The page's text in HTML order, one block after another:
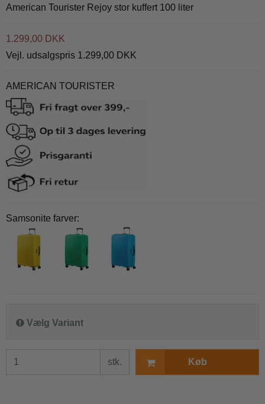
American Tourister Rejoy stor kuffert 100 liter
1.299,00 DKK
Vejl. udsalgspris 1.299,00 DKK
AMERICAN TOURISTER
Samsonite farver:
Vælg Variant
stk. Køb